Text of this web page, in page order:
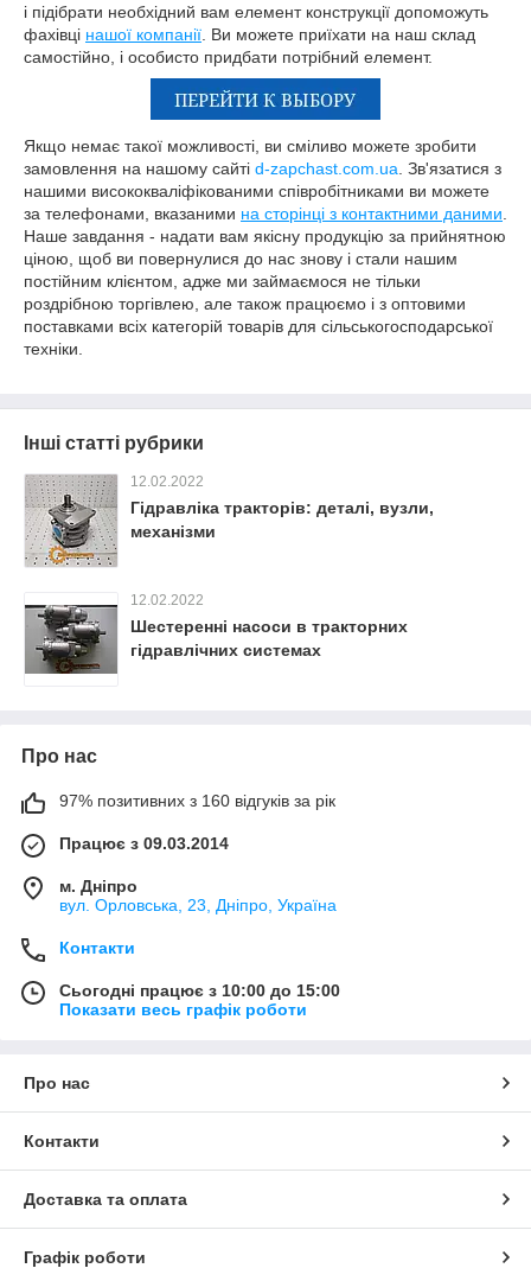
і підібрати необхідний вам елемент конструкції допоможуть
фахівці нашої компанії . Ви можете приїхати на наш склад
самостійно, і особисто придбати потрібний елемент.
Якщо немає такої можливості, ви сміливо можете зробити
замовлення на нашому сайті d-zapchast.com.ua . Зв'язатися з
нашими висококваліфікованими співробітниками ви можете
за телефонами, вказаними на сторінці з контактними даними
Наше завдання - надати вам якісну продукцію за прийнятною
ціною, щоб ви повернулися до нас знову і стали нашим
постійним клієнтом, адже ми займаємося не тільки
роздрібною торгівлею, але також працюємо і з оптовими
поставками всіх категорій товарів для сільськогосподарської
техніки.
Інші статті рубрики
12.02.2022
Гідравліка тракторів: деталі, вузли,
механізми
12.02.2022
Шестеренні насоси в тракторних
гідравлічних системах
Про нас
97% позитивних з 160 відгуків за рік
Працює з 09.03.2014
м. Дніпро
вул. Орловська, 23, Дніпро, Україна
Контакти
Сьогодні працює з 10:00 до 15:00
Показати весь графік роботи
Про нас
Контакти
Доставка та оплата
Графік роботи